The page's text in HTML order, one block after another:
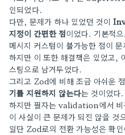
인되었다.
다만, 문제가 하나 있었던 것이
지정이 간편한 점이었다. 기본적
메시지 커스텀이 불가능한 점이
하지만 이 또한 해결책은 있었고,
스팅으로 남겨두었다.
그리고 Zod에 비해 조금 아쉬운
기를 지원하지 않는다는 것이었다.
하지만 필자는 validation에서 비
이 사실이 큰 문제가 되진 않을 것
일단 Zod로의 전환 가능성은 확